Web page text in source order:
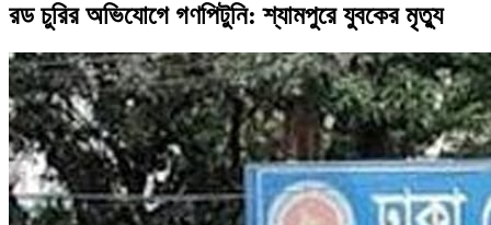
রড চুরির অভিযোগে গণপিটুনি: শ্যামপুরে যুবকের মৃত্যু